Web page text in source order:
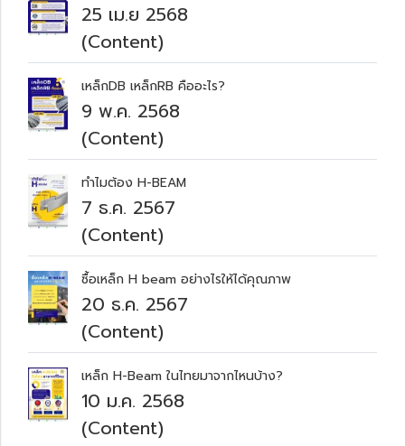
25 เม.ย 2568
(Content)
เหล็กDB เหล็กRB คืออะไร?
9 พ.ค. 2568
(Content)
ทำไมต้อง H-BEAM
7 ธ.ค. 2567
(Content)
ซื้อเหล็ก H beam อย่างไรให้ได้คุณภาพ
20 ธ.ค. 2567
(Content)
เหล็ก H-Beam ในไทยมาจากไหนบ้าง?
10 ม.ค. 2568
(Content)